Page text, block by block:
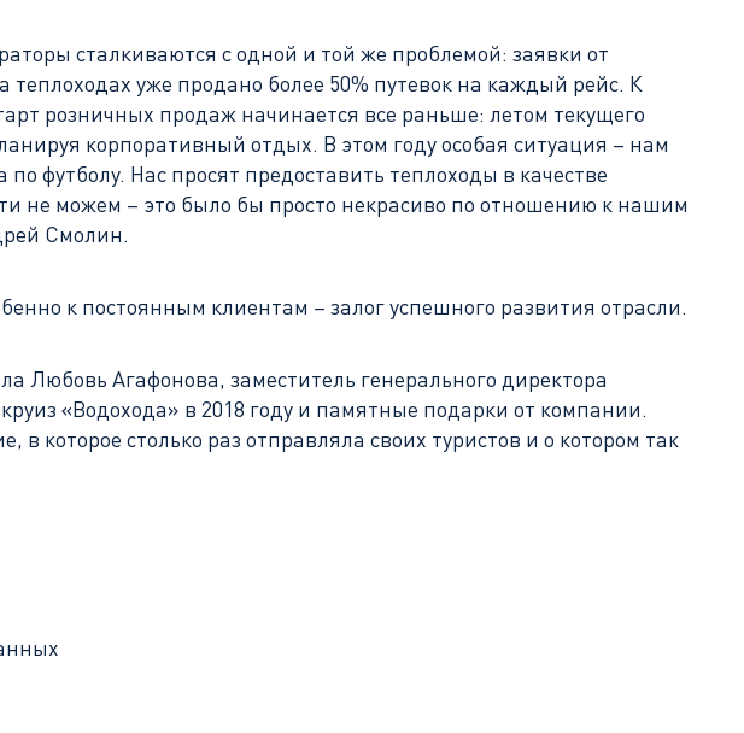
сталкиваются с одной и той же проблемой: заявки от
уже продано более 50% путевок на каждый рейс. К
розничных продаж начинается все раньше: летом текущего
корпоративный отдых. В этом году особая ситуация – нам
футболу. Нас просят предоставить теплоходы в качестве
не можем – это было бы просто некрасиво по отношению к нашим
Смолин.
к постоянным клиентам – залог успешного развития отрасли.
Агафонова, заместитель генерального директора
«Водохода» в 2018 году и памятные подарки от компании.
в которое столько раз отправляла своих туристов и о котором так